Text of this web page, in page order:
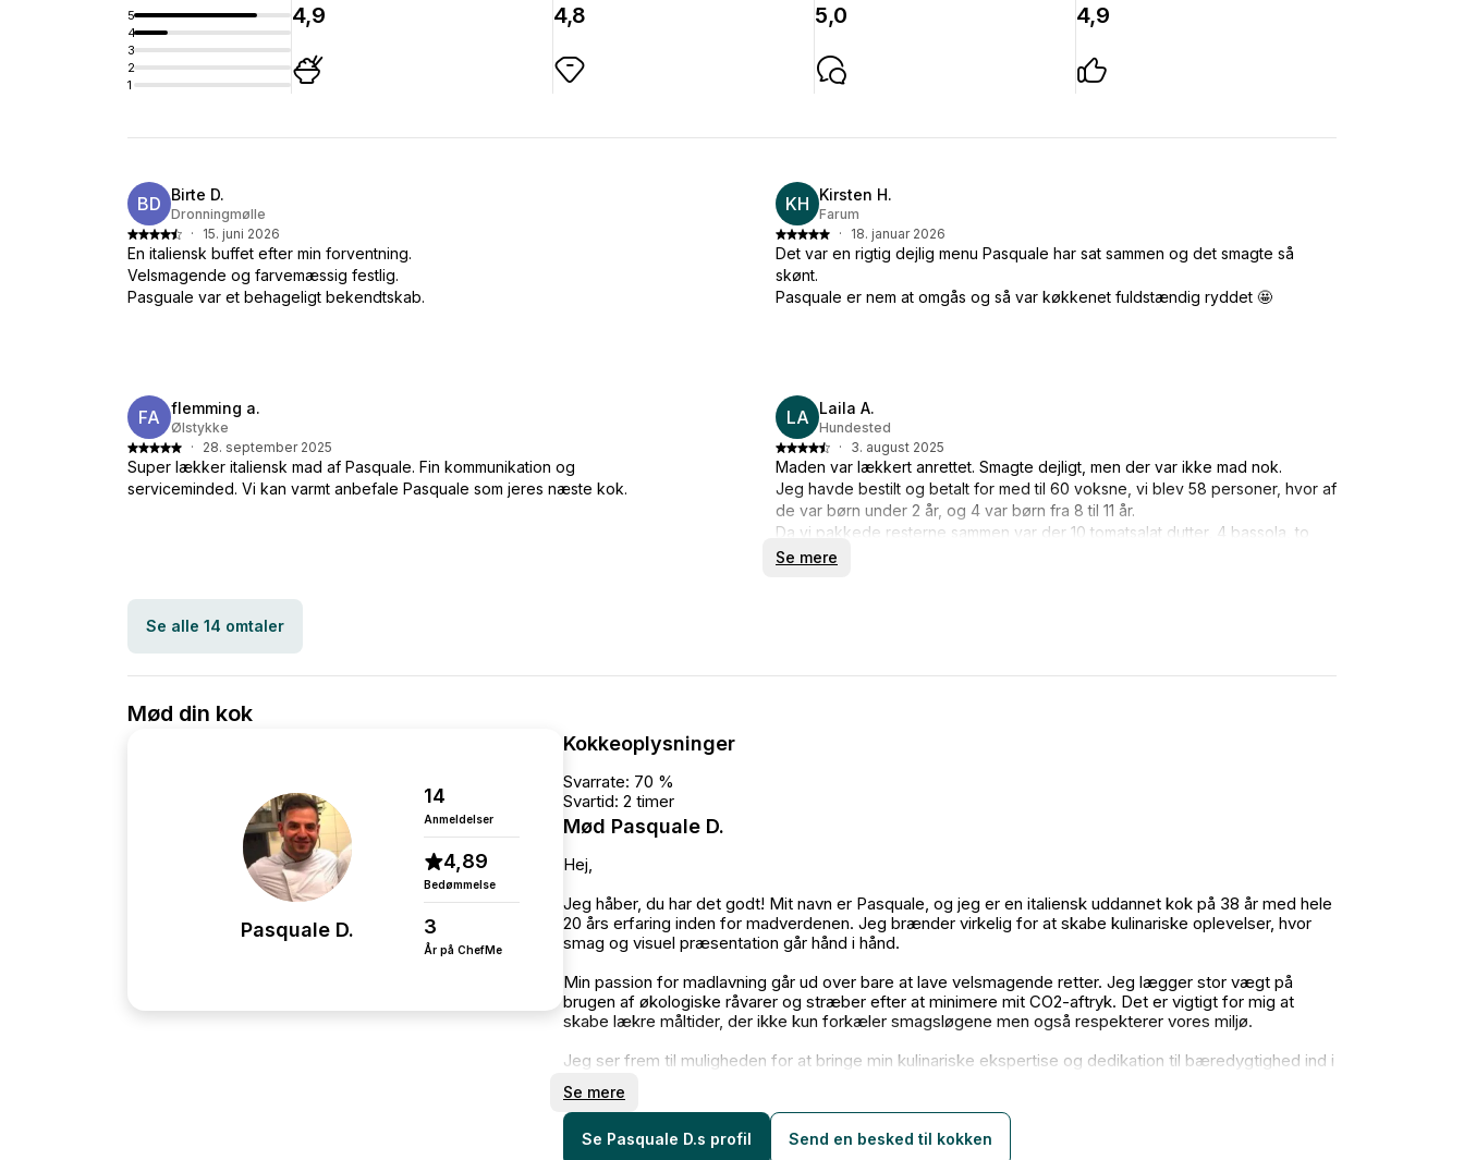
5
4
3
2
1
4,9 4,8 5,0 4,9
BD Birte D.
Dronningmølle
·
15. juni 2026
En italiensk buffet efter min forventning.
Velsmagende og farvemæssig festlig.
Pasguale var et behageligt bekendtskab.
KH Kirsten H.
Farum
·
18. januar 2026
Det var en rigtig dejlig menu Pasquale har sat sammen og det smagte så
skønt.
Pasquale er nem at omgås og så var køkkenet fuldstændig ryddet 🤩
FA flemming a.
Ølstykke
·
28. september 2025
Super lækker italiensk mad af Pasquale. Fin kommunikation og
serviceminded. Vi kan varmt anbefale Pasquale som jeres næste kok.
LA Laila A.
Hundested
·
3. august 2025
Maden var lækkert anrettet. Smagte dejligt, men der var ikke mad nok.
Jeg havde bestilt og betalt for med til 60 voksne, vi blev 58 personer, hvor af
de var børn under 2 år, og 4 var børn fra 8 til 11 år.
Da vi pakkede resterne sammen var der 10 tomatsalat dutter, 4 bassola, to
melon med skinke, samt 5 skiver brød med tomat tilbage.
Se mere
Se alle 14 omtaler
Mød din kok
Pasquale D.
14
Anmeldelser
4,89
Bedømmelse
3
År på ChefMe
Kokkeoplysninger
Svarrate: 70 %
Svartid: 2 timer
Mød Pasquale D.
Hej,
Jeg håber, du har det godt! Mit navn er Pasquale, og jeg er en italiensk uddannet kok på 38 år med hele
20 års erfaring inden for madverdenen. Jeg brænder virkelig for at skabe kulinariske oplevelser, hvor
smag og visuel præsentation går hånd i hånd.
Min passion for madlavning går ud over bare at lave velsmagende retter. Jeg lægger stor vægt på
brugen af økologiske råvarer og stræber efter at minimere mit CO2-aftryk. Det er vigtigt for mig at
skabe lækre måltider, der ikke kun forkæler smagsløgene men også respekterer vores miljø.
Jeg ser frem til muligheden for at bringe min kulinariske ekspertise og dedikation til bæredygtighed ind i
Med venlig hilsen,
Pasquale
Se mere
Se Pasquale D.s profil Send en besked til kokken